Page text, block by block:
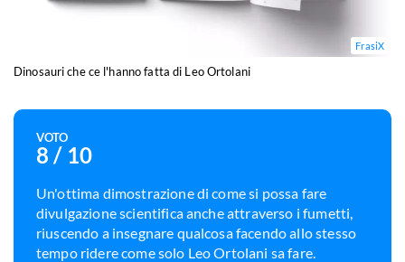
FrasiX
Dinosauri che ce l'hanno fatta di Leo Ortolani
VOTO
8 / 10
Un'ottima dimostrazione di come si possa fare
divulgazione scientifica anche attraverso i fumetti,
riuscendo a insegnare qualcosa facendo allo stesso
tempo ridere come solo Leo Ortolani sa fare.